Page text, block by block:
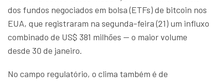
dos fundos negociados em bolsa (ETFs) de bitcoin nos
EUA, que registraram na segunda-feira (21) um influxo
combinado de US$ 381 milhões — o maior volume
desde 30 de janeiro.
No campo regulatório, o clima também é de